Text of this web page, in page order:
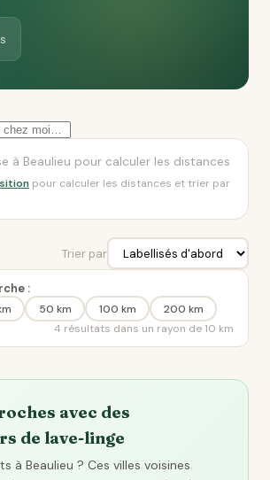
pour calculer les distances et trier par
Trier par
:
50 km 100 km
200 km
4 résultats dans un rayon de 10 km
avec des
de lave-linge
à Beaulieu ? Ces villes voisines